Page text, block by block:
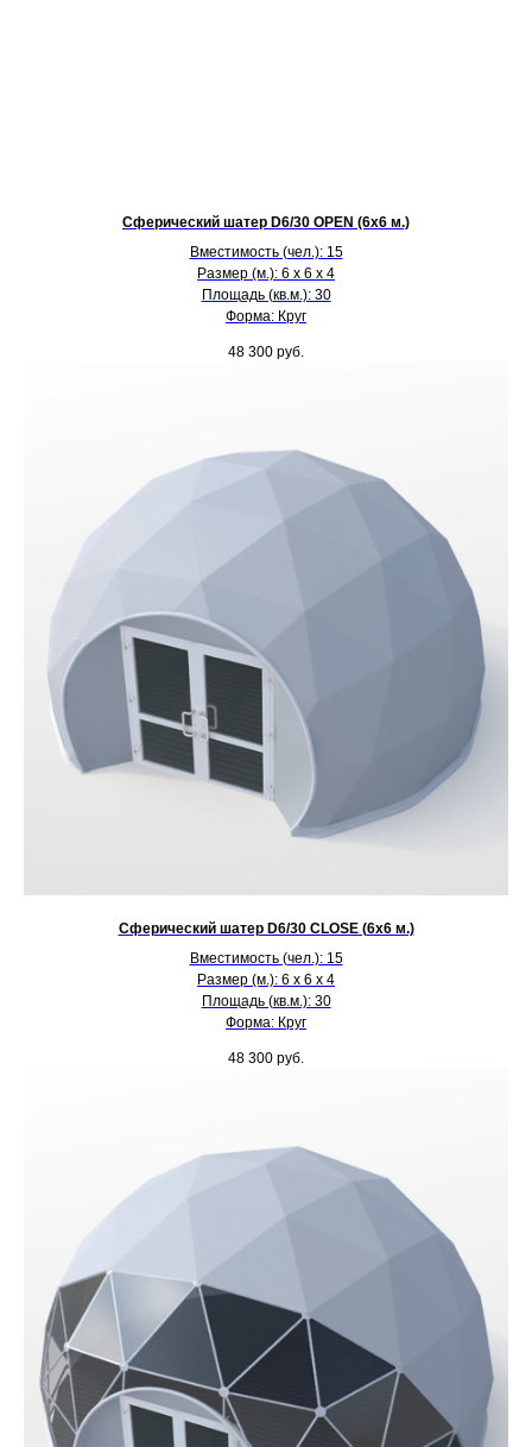
Сферический шатер D6/30 OPEN (6х6 м.)
Вместимость (чел.): 15
Размер (м.): 6 х 6 х 4
Площадь (кв.м.): 30
Форма: Круг
48 300 руб.
Сферический шатер D6/30 CLOSE (6х6 м.)
Вместимость (чел.): 15
Размер (м.): 6 х 6 х 4
Площадь (кв.м.): 30
Форма: Круг
48 300 руб.